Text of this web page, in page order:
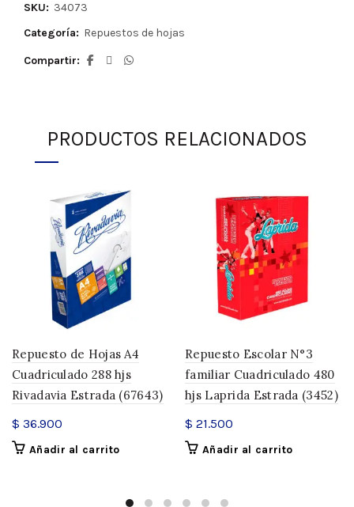
SKU: 34073
Categoría: Repuestos de hojas
Compartir
PRODUCTOS RELACIONADOS
Repuesto de Hojas A4
Cuadriculado 288 hjs
Rivadavia Estrada (67643)
$ 36.900
Añadir al carrito
Repuesto Escolar N°3
familiar Cuadriculado 480
hjs Laprida Estrada (3452)
$ 21.500
Añadir al carrito